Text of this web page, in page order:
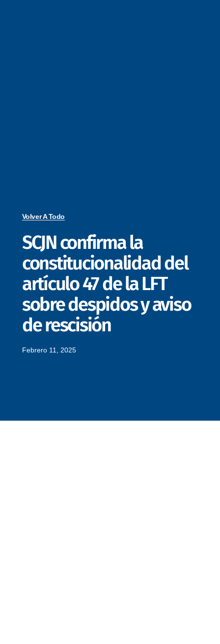
Volver A Todo
SCJN confirma la
constitucionalidad del
artículo 47 de la LFT
sobre despidos y aviso
de rescisión
Febrero 11, 2025